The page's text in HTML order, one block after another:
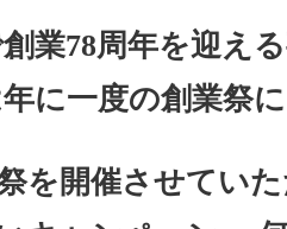
業78周年を迎え
に一度の創業祭
を開催させてい